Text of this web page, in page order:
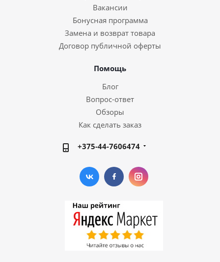
Вакансии
Бонусная программа
Замена и возврат товара
Договор публичной оферты
Помощь
Блог
Вопрос-ответ
Обзоры
Как сделать заказ
+375-44-7606474